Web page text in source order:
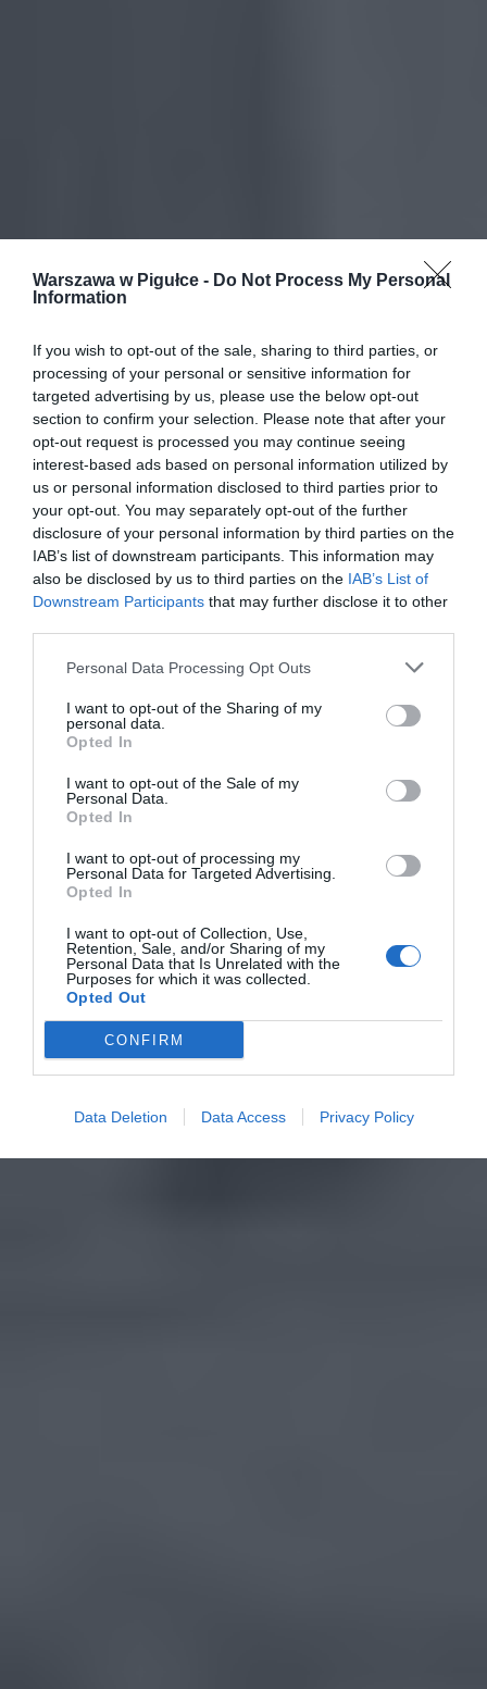
Warszawa w Pigułce - Do Not Process My Personal
Information
If you wish to opt-out of the sale, sharing to third parties, or
processing of your personal or sensitive information for
targeted advertising by us, please use the below opt-out
section to confirm your selection. Please note that after your
opt-out request is processed you may continue seeing
interest-based ads based on personal information utilized by
us or personal information disclosed to third parties prior to
your opt-out. You may separately opt-out of the further
disclosure of your personal information by third parties on the
IAB’s list of downstream participants. This information may
also be disclosed by us to third parties on the IAB’s List of
Downstream Participants that may further disclose it to other
Personal Data Processing Opt Outs
I want to opt-out of the Sharing of my
personal data.
Opted In
I want to opt-out of the Sale of my
Personal Data.
Opted In
I want to opt-out of processing my
Personal Data for Targeted Advertising.
Opted In
I want to opt-out of Collection, Use,
Retention, Sale, and/or Sharing of my
Personal Data that Is Unrelated with the
Purposes for which it was collected.
Opted Out
CONFIRM
Data Deletion Data Access Privacy Policy